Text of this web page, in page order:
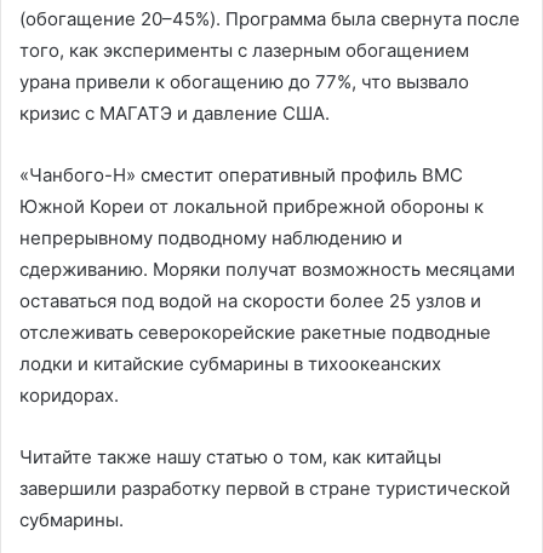
(обогащение 20–45%). Программа была свернута после
того, как эксперименты с лазерным обогащением
урана привели к обогащению до 77%, что вызвало
кризис с МАГАТЭ и давление США.
«Чанбого-Н» сместит оперативный профиль ВМС
Южной Кореи от локальной прибрежной обороны к
непрерывному подводному наблюдению и
сдерживанию. Моряки получат возможность месяцами
оставаться под водой на скорости более 25 узлов и
отслеживать северокорейские ракетные подводные
лодки и китайские субмарины в тихоокеанских
коридорах.
Читайте также нашу статью о том, как китайцы
завершили разработку первой в стране туристической
субмарины.